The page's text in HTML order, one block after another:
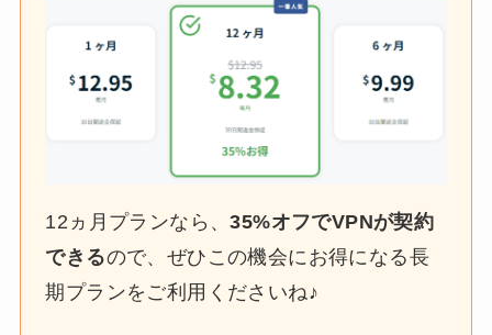
12ヵ月プランなら、35%オフでVPNが契約
できるので、ぜひこの機会にお得になる長
期プランをご利用くださいね♪